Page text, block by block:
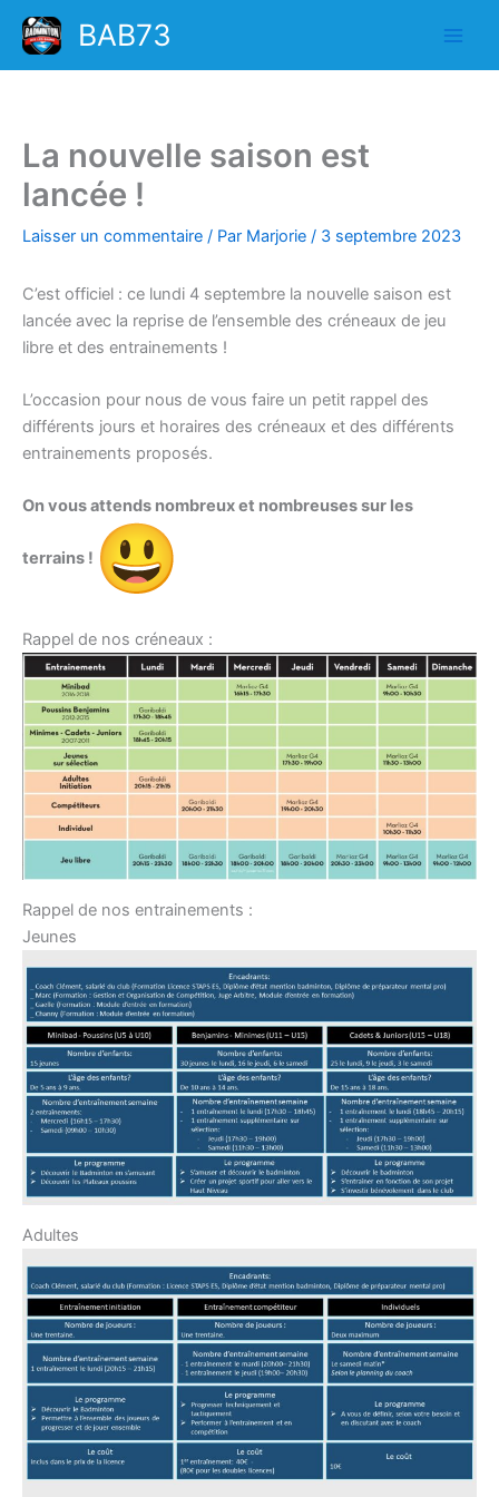
Aller
contenu
BAB73
La nouvelle saison est
lancée !
Laisser un commentaire / Par Marjorie / 3 septembre 2023
C’est officiel : ce lundi 4 septembre la nouvelle saison est
lancée avec la reprise de l’ensemble des créneaux de jeu
libre et des entrainements !
L’occasion pour nous de vous faire un petit rappel des
différents jours et horaires des créneaux et des différents
entrainements proposés.
On vous attends nombreux et nombreuses sur les
terrains !
Rappel de nos créneaux :
Rappel de nos entrainements :
Jeunes
Adultes